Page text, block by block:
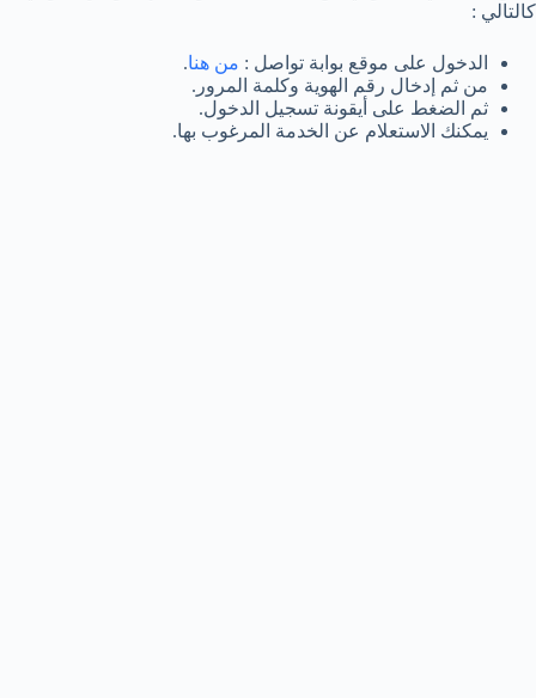
كالتالي :
الدخول على موقع بوابة تواصل : من هنا.
من ثم إدخال رقم الهوية وكلمة المرور.
ثم الضغط على أيقونة تسجيل الدخول.
يمكنك الاستعلام عن الخدمة المرغوب بها.